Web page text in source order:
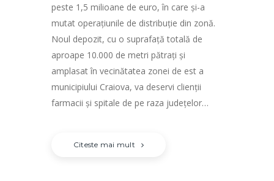
peste 1,5 milioane de euro, în care şi-a
mutat operaţiunile de distribuţie din zonă.
Noul depozit, cu o suprafață totală de
aproape 10.000 de metri pătrați și
amplasat în vecinătatea zonei de est a
municipiului Craiova, va deservi clienţii
farmacii şi spitale de pe raza judeţelor…
Citeste mai mult